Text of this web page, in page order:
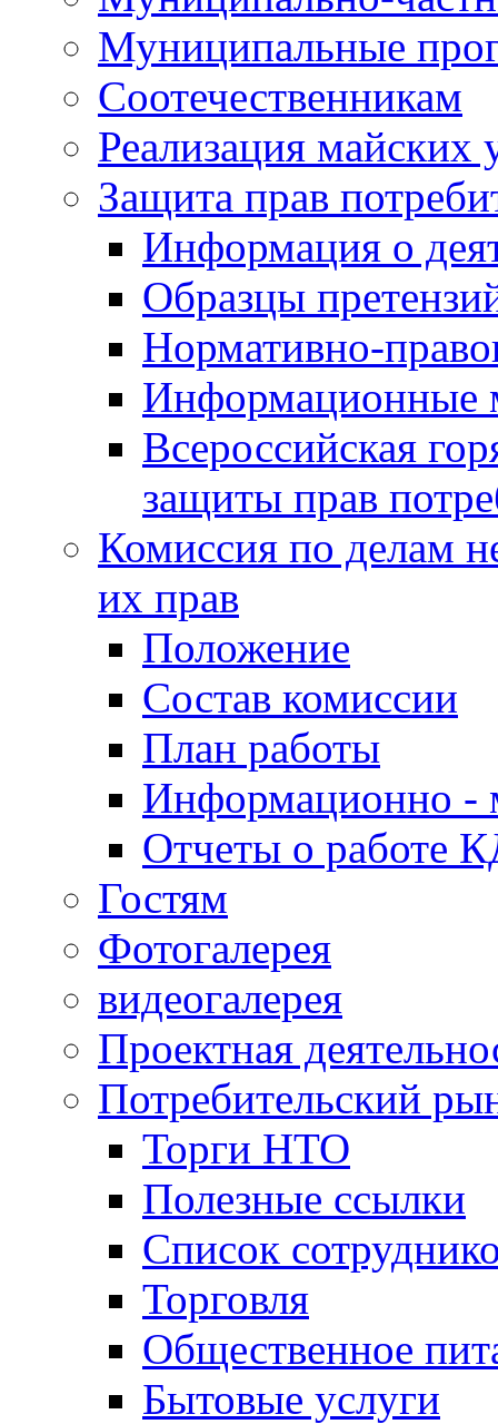
Муниципальные
Соотечественникам
Реализация майских
Защита прав
Информация о
Образцы
Нормативно-
Информационные
Всероссийская
защиты прав
Комиссия по делам
их прав
Положение
Состав комиссии
План работы
Информационно -
Отчеты о работе
Гостям
Фотогалерея
видеогалерея
Проектная
Потребительский
Торги НТО
Полезные ссылки
Список
Торговля
Общественное
Бытовые услуги